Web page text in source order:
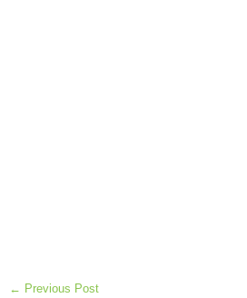
← Previous Post